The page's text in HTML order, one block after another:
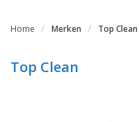
Home Merken Top Clean
Top Clean